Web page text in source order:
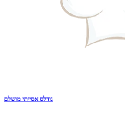
נודלס אסייתי מושלם